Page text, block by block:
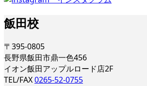
飯田校
〒395-0805
長野県飯田市鼎一色456
イオン飯田アップルロード店2F
TEL/FAX0265-52-0755